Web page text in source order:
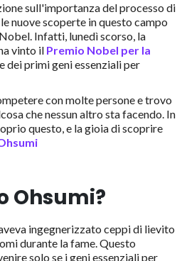
sull'importanza del processo di
nuove scoperte in questo campo
Infatti, lunedì scorso, la
vinto il Premio Nobel per la
dei primi geni essenziali per
con molte persone e trovo
che nessun altro sta facendo. In
questo, e la gioia di scoprire
Ohsumi?
ingegnerizzato ceppi di lievito
durante la fame. Questo
solo se i geni essenziali per